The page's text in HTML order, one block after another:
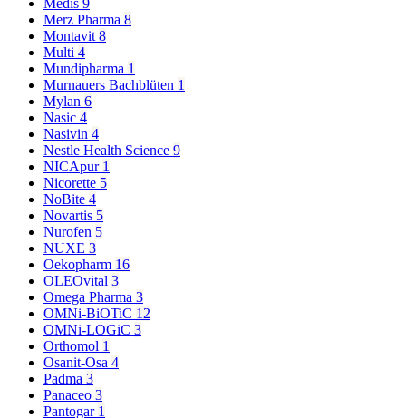
Merz Pharma 8
Montavit 8
Multi 4
Mundipharma 1
Murnauers Bachblüten 1
Mylan 6
Nasic 4
Nasivin 4
Nestle Health Science 9
NICApur 1
Nicorette 5
NoBite 4
Novartis 5
Nurofen 5
NUXE 3
Oekopharm 16
OLEOvital 3
Omega Pharma 3
OMNi-BiOTiC 12
OMNi-LOGiC 3
Orthomol 1
Osanit-Osa 4
Padma 3
Panaceo 3
Pantogar 1